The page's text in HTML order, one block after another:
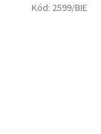
Kód: 2599/BIE